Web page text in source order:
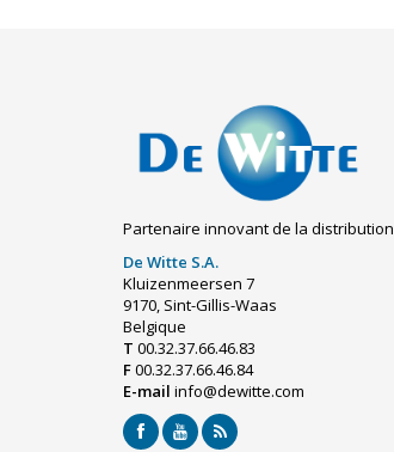
Partenaire innovant de la distribution
De Witte S.A.
Kluizenmeersen 7
9170, Sint-Gillis-Waas
Belgique
T 00.32.37.66.46.83
F00.32.37.66.46.84
E-mail info@dewitte.com